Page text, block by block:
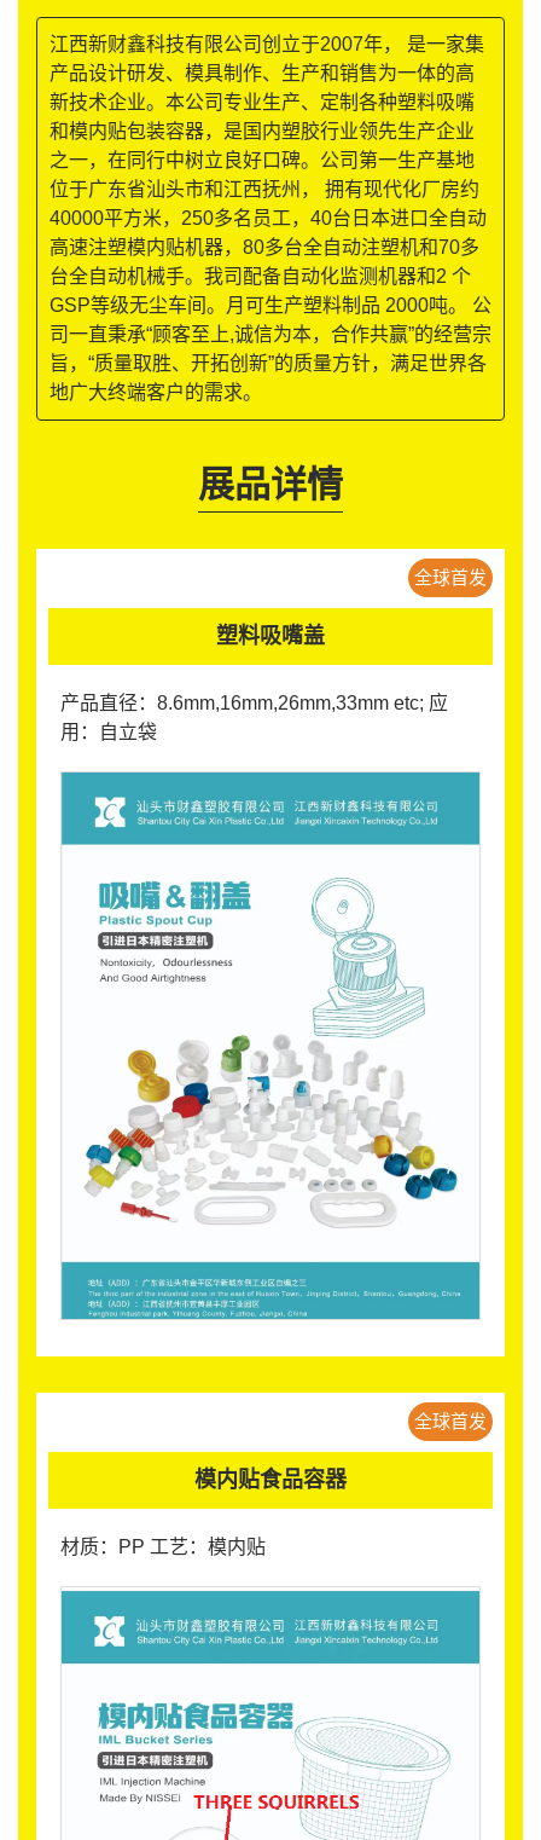
江西新财鑫科技有限公司创立于2007年， 是一家集
产品设计研发、模具制作、生产和销售为一体的高
新技术企业。本公司专业生产、定制各种塑料吸嘴
和模内贴包装容器，是国内塑胶行业领先生产企业
之一，在同行中树立良好口碑。公司第一生产基地
位于广东省汕头市和江西抚州， 拥有现代化厂房约
40000平方米，250多名员工，40台日本进口全自动
高速注塑模内贴机器，80多台全自动注塑机和70多
台全自动机械手。我司配备自动化监测机器和2 个
GSP等级无尘车间。月可生产塑料制品 2000吨。 公
司一直秉承“顾客至上,诚信为本，合作共赢”的经营宗
旨，“质量取胜、开拓创新”的质量方针，满足世界各
地广大终端客户的需求。
展品详情
全球首发
塑料吸嘴盖
产品直径：8.6mm,16mm,26mm,33mm etc; 应
用：自立袋
全球首发
模内贴食品容器
材质：PP 工艺：模内贴